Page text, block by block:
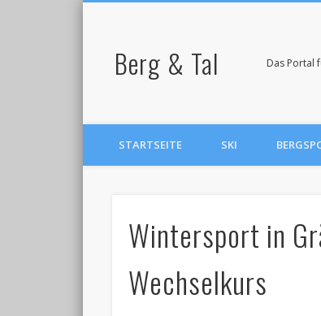
Berg & Tal Das Portal
STARTSEITE SKI
Wintersport in
Wechselkurs